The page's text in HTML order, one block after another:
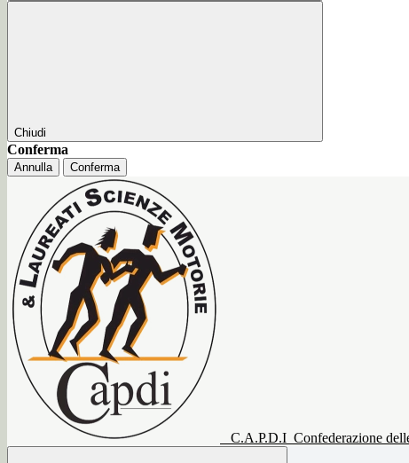
Chiudi
Conferma
Annulla Conferma
C.A.P.D.I Confederazione